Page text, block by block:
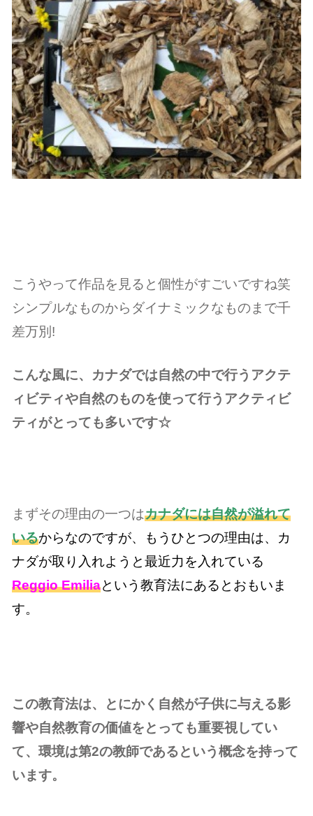
こうやって作品を見ると個性がすごいですね笑
シンプルなものからダイナミックなものまで千
差万別!
こんな風に、カナダでは自然の中で行うアクテ
ィビティや自然のものを使って行うアクティビ
ティがとっても多いです☆
まずその理由の一つはカナダには自然が溢れて
いるからなのですが、もうひとつの理由は、カ
ナダが取り入れようと最近力を入れている
Reggio Emiliaという教育法にあるとおもいま
す。
この教育法は、とにかく自然が子供に与える影
響や自然教育の価値をとっても重要視してい
て、環境は第2の教師であるという概念を持って
います。